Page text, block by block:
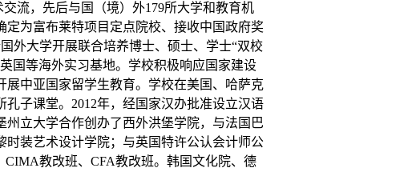
流，先后与国（境）外179所大学和教育机
为富布莱特项目定点院校、接收中国政府奖
外大学开展联合培养博士、硕士、学士“双校
国等海外实习基地。学校积极响应国家建设
中亚国家留学生教育。学校在美国、哈萨克
子课堂。2012年，经国家汉办批准设立汉语
立大学合作创办了西外洪堡学院，与法国巴
装艺术设计学院；与英国特许公认会计师公
教改班、CFA教改班。韩国文化院、德